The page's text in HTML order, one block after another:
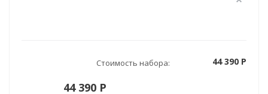
Стоимость набора: 44 390 P
44 390 P